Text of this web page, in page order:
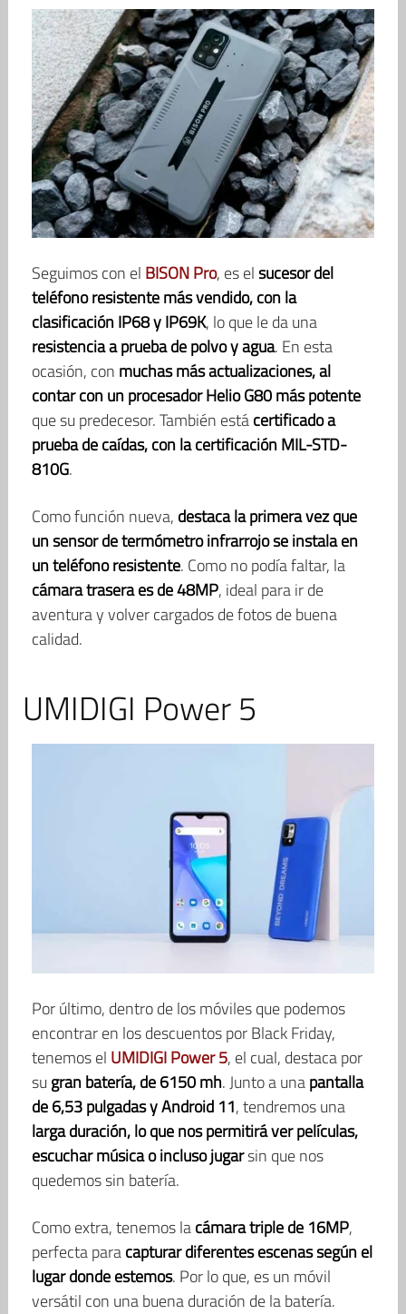
Seguimos con el BISON Pro, es elsucesor del
teléfono resistente más vendido, con la
clasificación IP68 y IP69K, lo que le da una
resistencia a prueba de polvo y agua. En esta
ocasión, con muchas más actualizaciones, al
contar con un procesador Helio G80 más potente
que su predecesor. También estácertificado a
prueba de caídas, con la certificación MIL-STD-
810G.
Como función nueva, destaca la primera vez que
un sensor de termómetro infrarrojo se instala en
un teléfono resistente. Como no podía faltar, la
cámara trasera es de 48MP, ideal para ir de
aventura y volver cargados de fotos de buena
calidad.
UMIDIGI Power 5
Por último, dentro de los móviles que podemos
encontrar en los descuentos por Black Friday,
tenemos el UMIDIGI Power 5, el cual, destaca por
su gran batería, de 6150 mh. Junto a unapantalla
de 6,53 pulgadas y Android 11, tendremos una
larga duración, lo que nos permitirá ver películas,
escuchar música o incluso jugarsin que nos
quedemos sin batería.
Como extra, tenemos lacámara triple de 16MP,
perfecta paracapturar diferentes escenas según el
lugar donde estemos. Por lo que, es un móvil
versátil con una buena duración de la batería.